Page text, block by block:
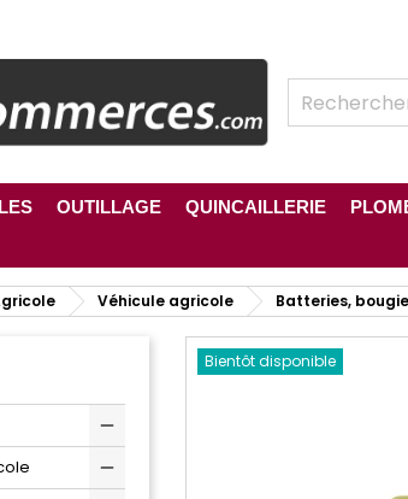
OUTILLAGE QUINCAILLERIE
Véhicule agricole Batteries,
Bientôt disponible